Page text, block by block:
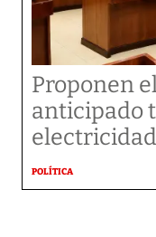
Proponen
anticipado
POLÍTICA